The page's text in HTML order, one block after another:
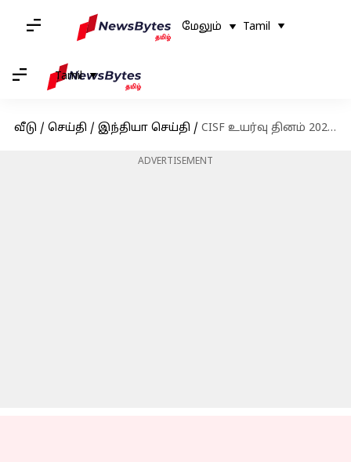
மேலும் Tamil
Tamil
வீடு / செய்தி / இந்தியா செய்தி / CISF உயர்வு தினம் 2023: மார்ச் 12ஆம் தேதி கொண்டாட்டம்
ADVERTISEMENT